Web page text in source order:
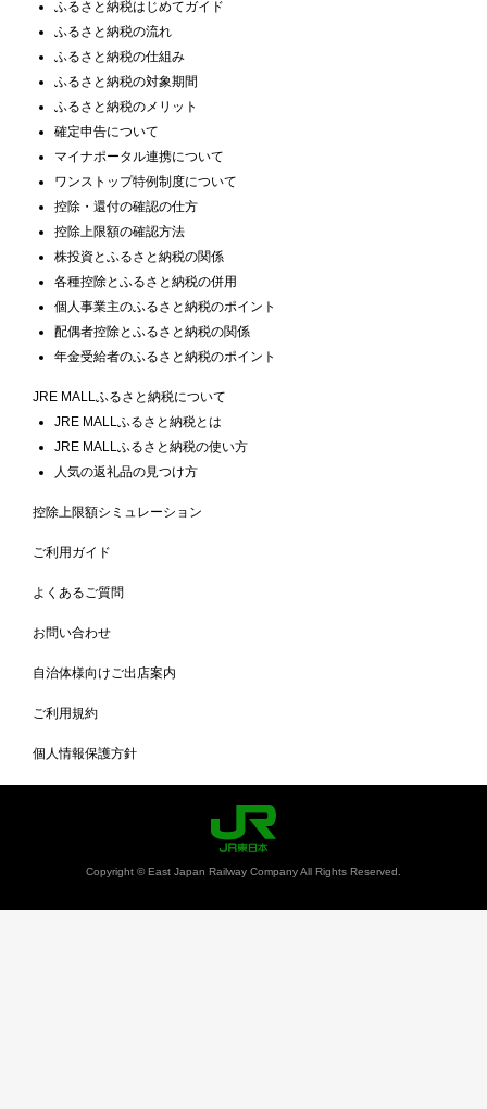
ふるさと納税はじめてガイド
ふるさと納税の流れ
ふるさと納税の仕組み
ふるさと納税の対象期間
ふるさと納税のメリット
確定申告について
マイナポータル連携について
ワンストップ特例制度について
控除・還付の確認の仕方
控除上限額の確認方法
株投資とふるさと納税の関係
各種控除とふるさと納税の併用
個人事業主のふるさと納税のポイント
配偶者控除とふるさと納税の関係
年金受給者のふるさと納税のポイント
JRE MALLふるさと納税について
JRE MALLふるさと納税とは
JRE MALLふるさと納税の使い方
人気の返礼品の見つけ方
控除上限額シミュレーション
ご利用ガイド
よくあるご質問
お問い合わせ
自治体様向けご出店案内
ご利用規約
個人情報保護方針
Copyright © East Japan Railway Company All Rights Reserved.